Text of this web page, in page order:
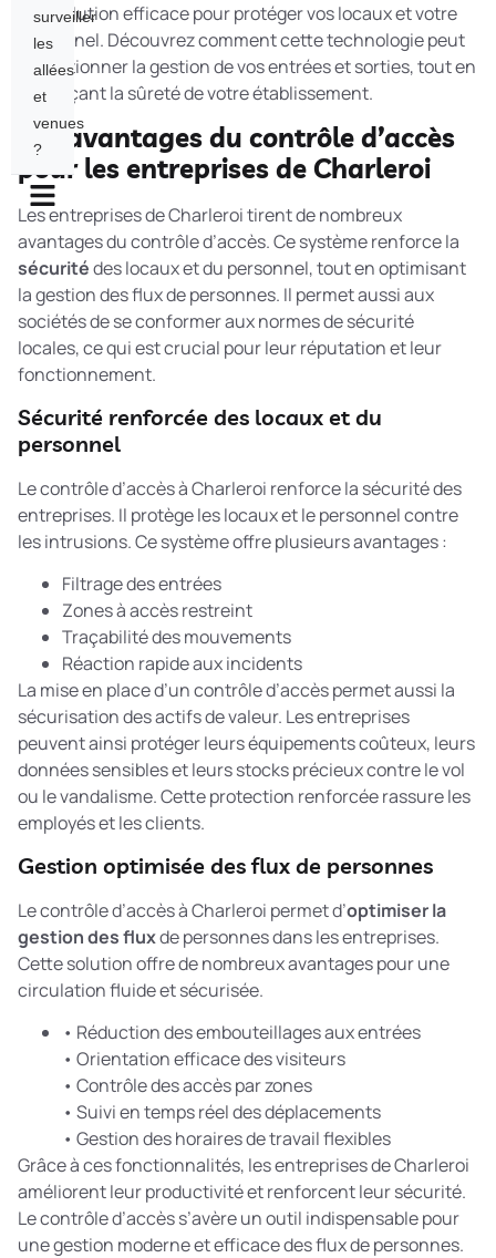
une solution efficace pour protéger vos locaux et votre
personnel. Découvrez comment cette technologie peut
révolutionner la gestion de vos entrées et sorties, tout en
renforçant la sûreté de votre établissement.
Les avantages du contrôle d’accès
pour les entreprises de Charleroi
Les entreprises de Charleroi tirent de nombreux
avantages du contrôle d’accès. Ce système renforce la
sécuritédes locaux et du personnel, tout en optimisant
la gestion des flux de personnes. Il permet aussi aux
sociétés de se conformer aux normes de sécurité
locales, ce qui est crucial pour leur réputation et leur
fonctionnement.
Sécurité renforcée des locaux et du
personnel
Le contrôle d’accès à Charleroi renforce la sécurité des
entreprises. Il protège les locaux et le personnel contre
les intrusions. Ce système offre plusieurs avantages :
Filtrage des entrées
Zones à accès restreint
Traçabilité des mouvements
Réaction rapide aux incidents
La mise en place d’un contrôle d’accès permet aussi la
sécurisation des actifs de valeur. Les entreprises
peuvent ainsi protéger leurs équipements coûteux, leurs
données sensibles et leurs stocks précieux contre le vol
ou le vandalisme. Cette protection renforcée rassure les
employés et les clients.
Gestion optimisée des flux de personnes
Le contrôle d’accès à Charleroi permet d’optimiser la
gestion des fluxde personnes dans les entreprises.
Cette solution offre de nombreux avantages pour une
circulation fluide et sécurisée.
• Réduction des embouteillages aux entrées
• Orientation efficace des visiteurs
• Contrôle des accès par zones
• Suivi en temps réel des déplacements
• Gestion des horaires de travail flexibles
Grâce à ces fonctionnalités, les entreprises de Charleroi
améliorent leur productivité et renforcent leur sécurité.
Le contrôle d’accès s’avère un outil indispensable pour
une gestion moderne et efficace des flux de personnes.
surveiller
les
allées
et
venues
?